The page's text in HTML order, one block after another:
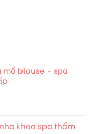
mổ blouse - spa
khoa spa thẩm